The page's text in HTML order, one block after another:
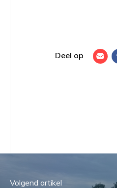
Deel op
Volgend artikel